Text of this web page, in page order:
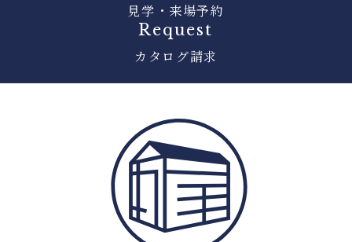
見学・来場予約
Request
カタログ請求